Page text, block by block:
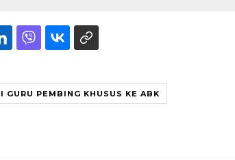
GURU PEMBING KHUSUS KE ABK